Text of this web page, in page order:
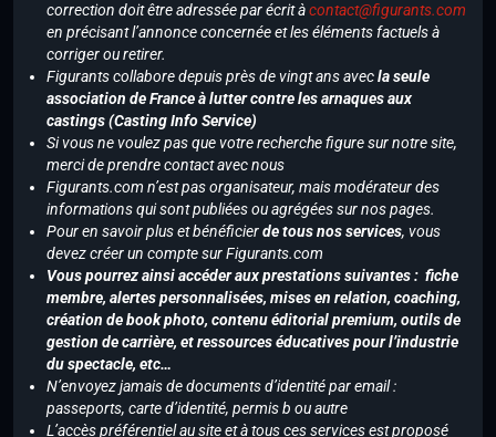
correction doit être adressée par écrit àcontact@figurants.com
en précisant l’annonce concernée et les éléments factuels à
corriger ou retirer.
Figurants collabore depuis près de vingt ans avecla seule
association de France à lutter contre les arnaques aux
castings (Casting Info Service)
Si vous ne voulez pas que votre recherche figure sur notre site,
merci de prendre contact avec nous
Figurants.com n’est pas organisateur, mais modérateur des
informations qui sont publiées ou agrégées sur nos pages.
Pour en savoir plus et bénéficierde tous nos services, vous
devez créer un compte sur Figurants.com
Vous pourrez ainsi accéder aux prestations suivantes : fiche
membre, alertes personnalisées, mises en relation, coaching,
création de book photo, contenu éditorial premium, outils de
gestion de carrière, et ressources éducatives pour l’industrie
du spectacle, etc…
N’envoyez jamais de documents d’identité par email :
passeports, carte d’identité, permis b ou autre
L’accès préférentiel au site et à tous ces services est proposé